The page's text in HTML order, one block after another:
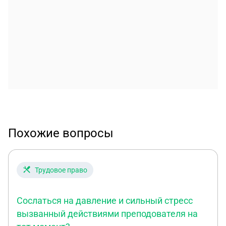
Похожие вопросы
Трудовое право
Сослаться на давление и сильный стресс
вызванный действиями преподователя на